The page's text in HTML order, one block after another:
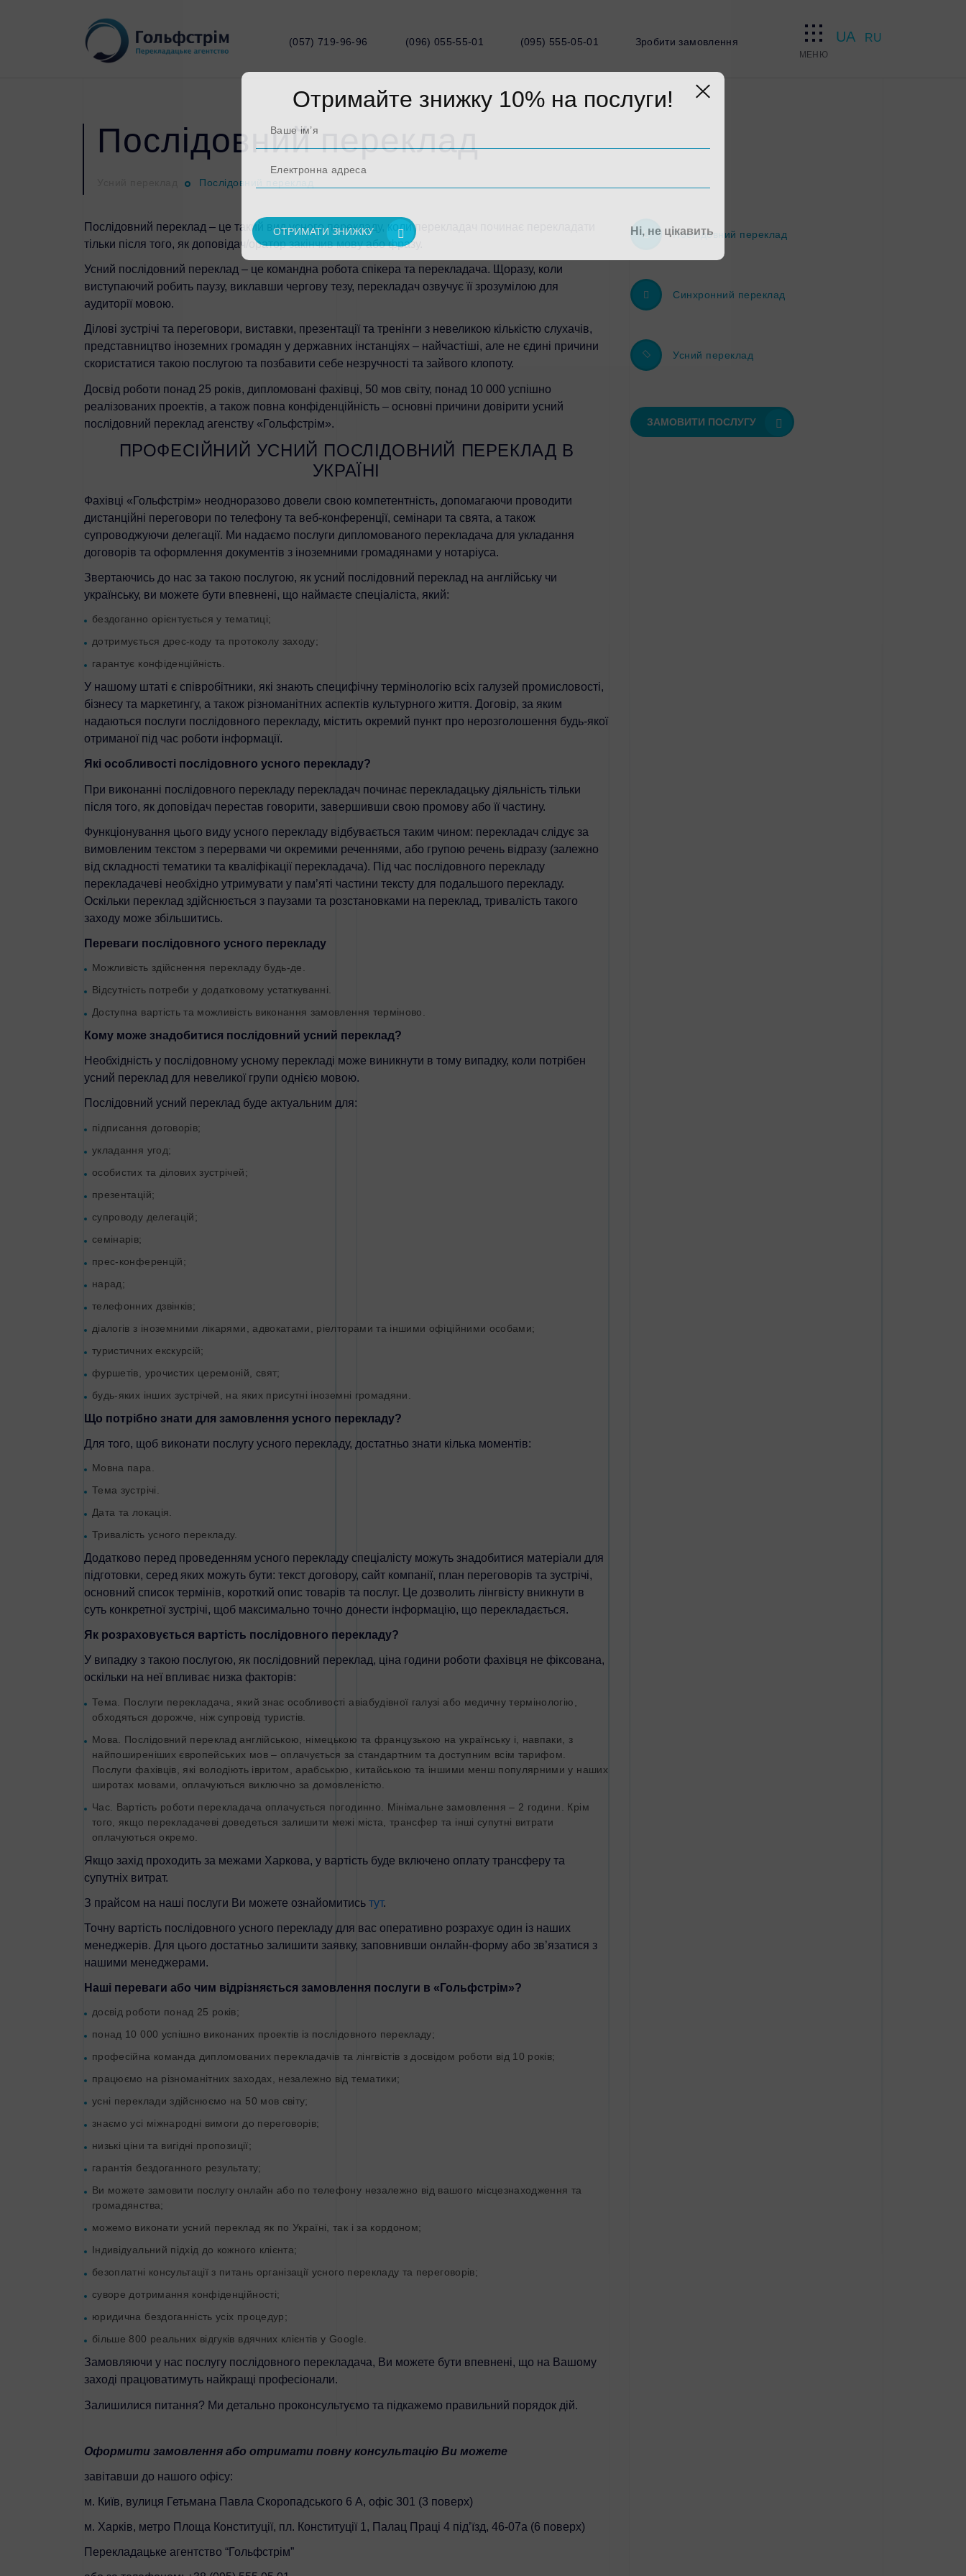
(057) 719-96-96 (096) 055-55-01 (095) 555-05-01 Зробити замовлення UA RU
МЕНЮ
Послідовний переклад
Послідовний переклад
Послідовний переклад – це такий вид усного перекладу, коли перекладач починає перекладати
тільки після того, як доповідач/оратор закінчив мову або фразу.
Усний послідовний переклад – це командна робота спікера та перекладача. Щоразу, коли
виступаючий робить паузу, виклавши чергову тезу, перекладач озвучує її зрозумілою для
аудиторії мовою.
Ділові зустрічі та переговори, виставки, презентації та тренінги з невеликою кількістю слухачів,
представництво іноземних громадян у державних інстанціях – найчастіші, але не єдині причини
скористатися такою послугою та позбавити себе незручності та зайвого клопоту.
Досвід роботи понад 25 років, дипломовані фахівці, 50 мов світу, понад 10 000 успішно
реалізованих проектів, а також повна конфіденційність – основні причини довірити усний
послідовний переклад агенству «Гольфстрім».
ПРОФЕСІЙНИЙ УСНИЙ ПОСЛІДОВНИЙ ПЕРЕКЛАД В
УКРАЇНІ
Фахівці «Гольфстрім» неодноразово довели свою компетентність, допомагаючи проводити
дистанційні переговори по телефону та веб-конференції, семінари та свята, а також
супроводжуючи делегації. Ми надаємо послуги дипломованого перекладача для укладання
договорів та оформлення документів з іноземними громадянами у нотаріуса.
Звертаючись до нас за такою послугою, як усний послідовний переклад на англійську чи
українську, ви можете бути впевнені, що наймаєте спеціаліста, який:
бездоганно орієнтується у тематиці;
дотримується дрес-коду та протоколу заходу;
гарантує конфіденційність.
У нашому штаті є співробітники, які знають специфічну термінологію всіх галузей промисловості,
бізнесу та маркетингу, а також різноманітних аспектів культурного життя. Договір, за яким
надаються послуги послідовного перекладу, містить окремий пункт про нерозголошення будь-якої
отриманої під час роботи інформації.
Які особливості послідовного усного перекладу?
При виконанні послідовного перекладу перекладач починає перекладацьку діяльність тільки
після того, як доповідач перестав говорити, завершивши свою промову або її частину.
Функціонування цього виду усного перекладу відбувається таким чином: перекладач слідує за
вимовленим текстом з перервами чи окремими реченнями, або групою речень відразу (залежно
від складності тематики та кваліфікації перекладача). Під час послідовного перекладу
перекладачеві необхідно утримувати у пам’яті частини тексту для подальшого перекладу.
Оскільки переклад здійснюється з паузами та розстановками на переклад, тривалість такого
заходу може збільшитись.
Переваги послідовного усного перекладу
Можливість здійснення перекладу будь-де.
Відсутність потреби у додатковому устаткуванні.
Доступна вартість та можливість виконання замовлення терміново.
Кому може знадобитися послідовний усний переклад?
Необхідність у послідовному усному перекладі може виникнути в тому випадку, коли потрібен
усний переклад для невеликої групи однією мовою.
Послідовний усний переклад буде актуальним для:
підписання договорів;
укладання угод;
особистих та ділових зустрічей;
презентацій;
супроводу делегацій;
семінарів;
прес-конференцій;
нарад;
телефонних дзвінків;
діалогів з іноземними лікарями, адвокатами, ріелторами та іншими офіційними особами;
туристичних екскурсій;
фуршетів, урочистих церемоній, свят;
будь-яких інших зустрічей, на яких присутні іноземні громадяни.
Що потрібно знати для замовлення усного перекладу?
Для того, щоб виконати послугу усного перекладу, достатньо знати кілька моментів:
Мовна пара.
Тема зустрічі.
Дата та локація.
Тривалість усного перекладу.
Додатково перед проведенням усного перекладу спеціалісту можуть знадобитися матеріали для
підготовки, серед яких можуть бути: текст договору, сайт компанії, план переговорів та зустрічі,
основний список термінів, короткий опис товарів та послуг. Це дозволить лінгвісту вникнути в
суть конкретної зустрічі, щоб максимально точно донести інформацію, що перекладається.
Як розраховується вартість послідовного перекладу?
У випадку з такою послугою, як послідовний переклад, ціна години роботи фахівця не фіксована,
оскільки на неї впливає низка факторів:
Тема. Послуги перекладача, який знає особливості авіабудівної галузі або медичну термінологію,
обходяться дорожче, ніж супровід туристів.
Мова. Послідовний переклад англійською, німецькою та французькою на українську і, навпаки, з
найпоширеніших європейських мов – оплачується за стандартним та доступним всім тарифом.
Послуги фахівців, які володіють івритом, арабською, китайською та іншими менш популярними у наших
широтах мовами, оплачуються виключно за домовленістю.
Час. Вартість роботи перекладача оплачується погодинно. Мінімальне замовлення – 2 години. Крім
того, якщо перекладачеві доведеться залишити межі міста, трансфер та інші супутні витрати
оплачуються окремо.
Якщо захід проходить за межами Харкова, у вартість буде включено оплату трансферу та
супутніх витрат.
З прайсом на наші послуги Ви можете ознайомитисьтут.
Точну вартість послідовного усного перекладу для вас оперативно розрахує один із наших
менеджерів. Для цього достатньо залишити заявку, заповнивши онлайн-форму або зв’язатися з
нашими менеджерами.
Наші переваги або чим відрізняється замовлення послуги в «Гольфстрім»?
досвід роботи понад 25 років;
понад 10 000 успішно виконаних проектів із послідовного перекладу;
професійна команда дипломованих перекладачів та лінгвістів з досвідом роботи від 10 років;
працюємо на різноманітних заходах, незалежно від тематики;
усні переклади здійснюємо на 50 мов світу;
знаємо усі міжнародні вимоги до переговорів;
низькі ціни та вигідні пропозиції;
гарантія бездоганного результату;
Ви можете замовити послугу онлайн або по телефону незалежно від вашого місцезнаходження та
громадянства;
можемо виконати усний переклад як по Україні, так і за кордоном;
Індивідуальний підхід до кожного клієнта;
безоплатні консультації з питань організації усного перекладу та переговорів;
суворе дотримання конфіденційності;
юридична бездоганність усіх процедур;
більше 800 реальних відгуків вдячних клієнтів у Google.
Замовляючи у нас послугу послідовного перекладача, Ви можете бути впевнені, що на Вашому
заході працюватимуть найкращі професіонали.
Залишилися питання? Ми детально проконсультуємо та підкажемо правильний порядок дій.
Оформити замовлення або отримати повну консультацію Ви можете
завітавши до нашого офісу:
м. Київ, вулиця Гетьмана Павла Скоропадського 6 А, офіс 301 (3 поверх)
м. Харків, метро Площа Конституції, пл. Конституції 1, Палац Праці 4 під’їзд, 46-07а (6 поверх)
Перекладацьке агентство “Гольфстрім”
Послідовний переклад
Синхронний переклад
Усний переклад
ЗАМОВИТИ ПОСЛУГУ
Отримайте знижку 10% на послуги!
Ні, не цікавить